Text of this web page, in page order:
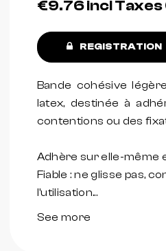
€9.76incl
REGISTRATION
Bande cohésive
latex, destinée à
contentions ou des
Adhère sur elle-même
Fiable : ne glisse pas,
l'utilisation...
See more